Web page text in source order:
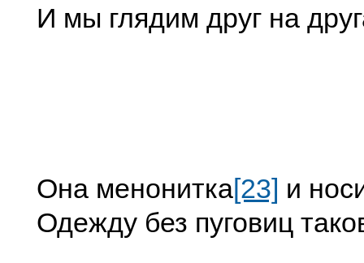
И мы глядим друг на
Она менонитка[23] и
Одежду без пуговиц